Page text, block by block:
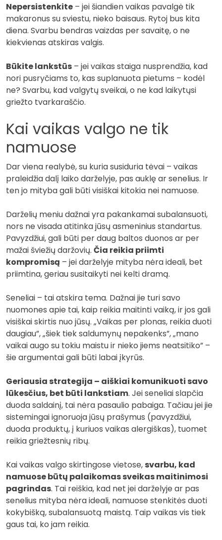
Nepersistenkite – jei šiandien vaikas pavalgė tik
makaronus su sviestu, nieko baisaus. Rytoj bus kita
diena. Svarbu bendras vaizdas per savaitę, o ne
kiekvienas atskiras valgis.
Būkite lankstūs – jei vaikas staiga nusprendžia, kad
nori pusryčiams to, kas suplanuota pietums – kodėl
ne? Svarbu, kad valgytų sveikai, o ne kad laikytųsi
griežto tvarkaraščio.
Kai vaikas valgo ne tik
namuose
Dar viena realybė, su kuria susiduria tėvai – vaikas
praleidžia dalį laiko darželyje, pas auklę ar senelius. Ir
ten jo mityba gali būti visiškai kitokia nei namuose.
Darželių meniu dažnai yra pakankamai subalansuoti,
nors ne visada atitinka jūsų asmeninius standartus.
Pavyzdžiui, gali būti per daug baltos duonos ar per
mažai šviežių daržovių. Čia reikia priimti
kompromisą – jei darželyje mityba nėra ideali, bet
priimtina, geriau susitaikyti nei kelti dramą.
Seneliai – tai atskira tema. Dažnai jie turi savo
nuomones apie tai, kaip reikia maitinti vaiką, ir jos gali
visiškai skirtis nuo jūsų. „Vaikas per plonas, reikia duoti
daugiau”, „šiek tiek saldumynų nepakenks”, „mano
vaikai augo su tokiu maistu ir nieko jiems neatsitiko” –
šie argumentai gali būti labai įkyrūs.
Geriausia strategija – aiškiai komunikuoti savo
lūkesčius, bet būti lankstiam. Jei seneliai slapčia
duoda saldainį, tai nėra pasaulio pabaiga. Tačiau jei jie
sistemingai ignoruoja jūsų prašymus (pavyzdžiui,
duoda produktų, į kuriuos vaikas alergiškas), tuomet
reikia griežtesnių ribų.
Kai vaikas valgo skirtingose vietose, svarbu, kad
namuose būtų palaikomas sveikas maitinimosi
pagrindas. Tai reiškia, kad net jei darželyje ar pas
senelius mityba nėra ideali, namuose stenkitės duoti
kokybišką, subalansuotą maistą. Taip vaikas vis tiek
gaus tai, ko jam reikia.